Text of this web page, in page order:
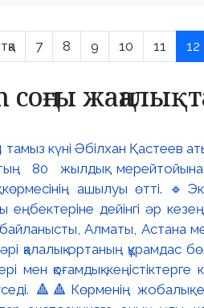
7 8 9 10 11 12